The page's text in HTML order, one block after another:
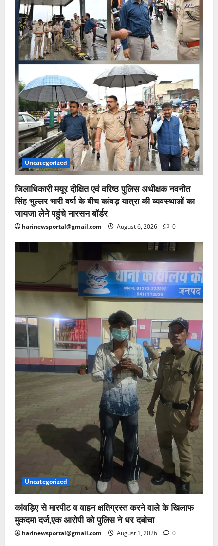
Uncategorized
जिलाधिकारी मयूर दीक्षित एवं वरिष्ठ पुलिस अधीक्षक नवनीत
सिंह भुल्लर भारी वर्षा के बीच कांवड़ यात्रा की व्यवस्थाओं का
जायजा लेने पहुंचे नारसन बॉर्डर
harinewsportal@gmail.com August 6, 2026 0
Uncategorized
कांवड़िए से मारपीट व वाहन क्षतिग्रस्त करने वाले के खिलाफ
मुकदमा दर्ज,एक आरोपी को पुलिस ने धर दबोचा
harinewsportal@gmail.com August 1, 2026 0